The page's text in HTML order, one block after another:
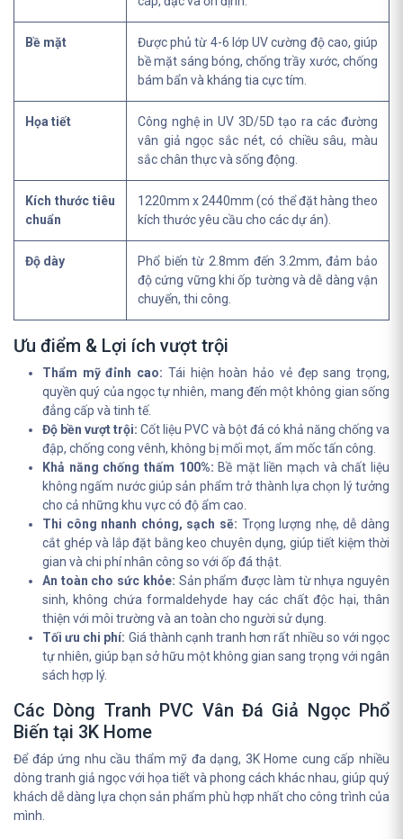
Bề mặt
Được phủ từ 4-6 lớp UV cường độ cao, giúp
bề mặt sáng bóng, chống trầy xước, chống
bám bẩn và kháng tia cực tím.
Họa tiết
Công nghệ in UV 3D/5D tạo ra các đường
vân giả ngọc sắc nét, có chiều sâu, màu
sắc chân thực và sống động.
Kích thước tiêu
chuẩn
1220mm x 2440mm (có thể đặt hàng theo
kích thước yêu cầu cho các dự án).
Độ dày
Phổ biến từ 2.8mm đến 3.2mm, đảm bảo
độ cứng vững khi ốp tường và dễ dàng vận
chuyển, thi công.
Ưu điểm & Lợi ích vượt trội
Thẩm mỹ đỉnh cao: Tái hiện hoàn hảo vẻ đẹp sang trọng,
quyền quý của ngọc tự nhiên, mang đến một không gian sống
đẳng cấp và tinh tế.
Độ bền vượt trội: Cốt liệu PVC và bột đá có khả năng chống va
đập, chống cong vênh, không bị mối mọt, ẩm mốc tấn công.
Khả năng chống thấm 100%: Bề mặt liền mạch và chất liệu
không ngấm nước giúp sản phẩm trở thành lựa chọn lý tưởng
cho cả những khu vực có độ ẩm cao.
Thi công nhanh chóng, sạch sẽ: Trọng lượng nhẹ, dễ dàng
cắt ghép và lắp đặt bằng keo chuyên dụng, giúp tiết kiệm thời
gian và chi phí nhân công so với ốp đá thật.
An toàn cho sức khỏe: Sản phẩm được làm từ nhựa nguyên
sinh, không chứa formaldehyde hay các chất độc hại, thân
thiện với môi trường và an toàn cho người sử dụng.
Tối ưu chi phí: Giá thành cạnh tranh hơn rất nhiều so với ngọc
tự nhiên, giúp bạn sở hữu một không gian sang trọng với ngân
sách hợp lý.
Các Dòng Tranh PVC Vân Đá Giả Ngọc Phổ
Biến tại 3K Home
Để đáp ứng nhu cầu thẩm mỹ đa dạng, 3K Home cung cấp nhiều
dòng tranh giả ngọc với họa tiết và phong cách khác nhau, giúp quý
khách dễ dàng lựa chọn sản phẩm phù hợp nhất cho công trình của
mình.